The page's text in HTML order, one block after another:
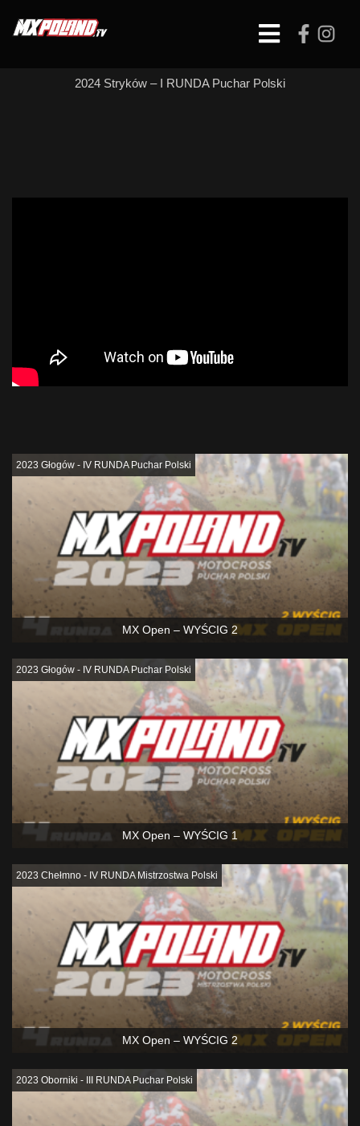
Open
2024 Stryków – I RUNDA Puchar Polski
MX Open – WYŚCIG 2
2023 Głogów - IV RUNDA Puchar Polski
MX Open – WYŚCIG 1
2023 Głogów - IV RUNDA Puchar Polski
MX Open – WYŚCIG 2
2023 Chełmno - IV RUNDA Mistrzostwa Polski
2023 Oborniki - III RUNDA Puchar Polski